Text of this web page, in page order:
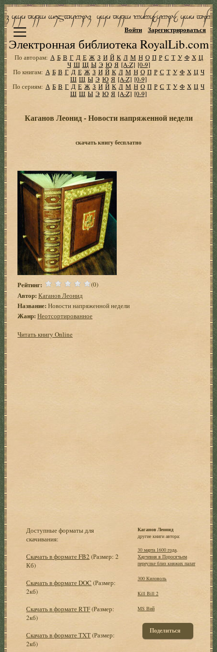
Электронная библиотека RoyalLib.com
Войти Зарегистрироваться
По авторам: А Б В Г Д Е Ж З И Й К Л М Н О П Р С Т У Ф Х Ц
Ч Ш Щ Ы Э Ю Я [A-Z] [0-9]
По книгам: А Б В Г Д Е Ж З И Й К Л М Н О П Р С Т У Ф Х Ц Ч
Ш Щ Ы Э Ю Я [A-Z] [0-9]
По сериям: А Б В Г Д Е Ж З И Й К Л М Н О П Р С Т У Ф Х Ц Ч
Ш Щ Ы Э Ю Я [A-Z] [0-9]
Каганов Леонид - Новости напряженной недели
скачать книгу бесплатно
Рейтинг: (0)
Автор: Каганов Леонид
Название: Новости напряженной недели
Жанр: Неотсортированное
Читать книгу Online
Доступные форматы для
скачивания:
Скачать в формате FB2 (Размер: 2
Кб)
Скачать в формате DOC (Размер:
2кб)
Скачать в формате RTF(Размер:
2кб)
Скачать в формате TXT(Размер:
2кб)
Каганов Леонид
другие книги автора:
30 марта 1600 года,
Харчевня в Поросячьем
переулке близ княжих палат
300 Киловоль
Kill Bill 2
MS Вий
Поделиться